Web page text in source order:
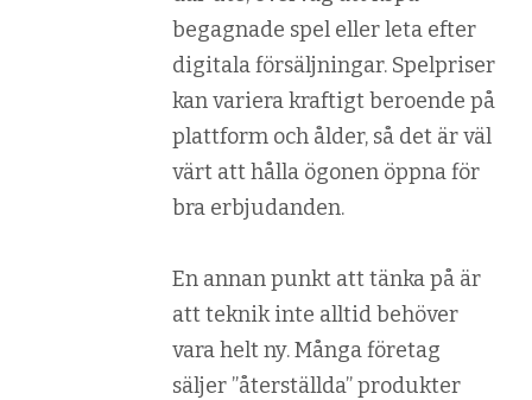
begagnade spel eller leta efter
digitala försäljningar. Spelpriser
kan variera kraftigt beroende på
plattform och ålder, så det är väl
värt att hålla ögonen öppna för
bra erbjudanden.
En annan punkt att tänka på är
att teknik inte alltid behöver
vara helt ny. Många företag
säljer ”återställda” produkter